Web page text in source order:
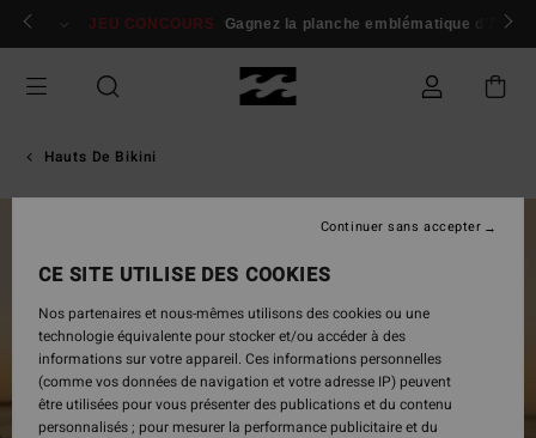
Passer
Se connecter / s'inscrire
JEU CONCOURS Gagnez la planche emblématique d'Andy
Hauts De Bikini
CE SITE UTILISE DES COOKIES
Nos partenaires et nous-mêmes utilisons des cookies ou une
technologie équivalente pour stocker et/ou accéder à des
informations sur votre appareil. Ces informations personnelles
(comme vos données de navigation et votre adresse IP) peuvent
être utilisées pour vous présenter des publications et du contenu
personnalisés ; pour mesurer la performance publicitaire et du
Continuer sans accepter